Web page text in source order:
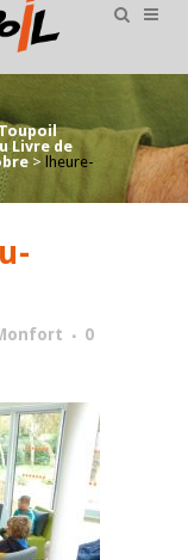
Livre de
> lheure-
0